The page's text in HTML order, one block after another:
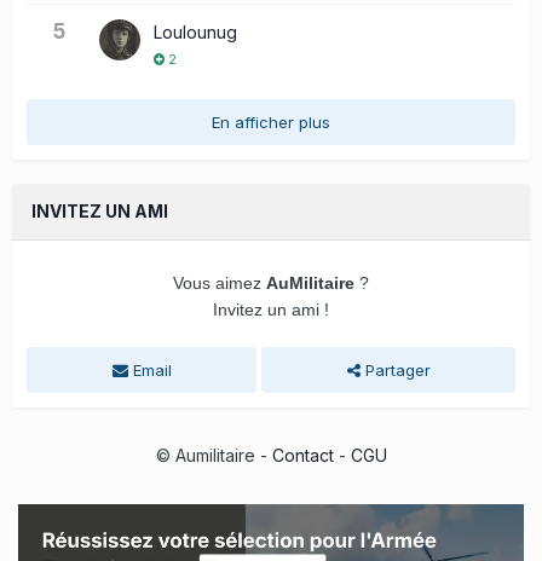
5 Loulounug
2
En afficher plus
INVITEZ UN AMI
Vous aimez AuMilitaire ?
Invitez un ami !
Email Partager
© Aumilitaire - Contact- CGU